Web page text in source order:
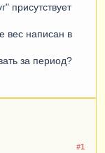
присутствует
вес написан в
за период?
#1